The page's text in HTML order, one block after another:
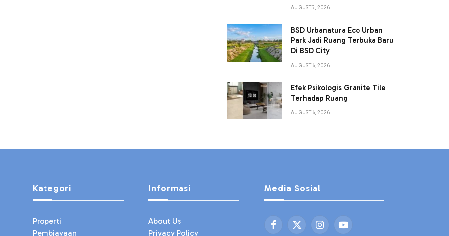
AUGUST 7, 2026
BSD Urbanatura Eco Urban
Park Jadi Ruang Terbuka Baru
Di BSD City
AUGUST 6, 2026
Efek Psikologis Granite Tile
Terhadap Ruang
AUGUST 6, 2026
Kategori
Properti
Pembiayaan
Informasi
About Us
Privacy Policy
Media Sosial
Facebook
X InstagramYouTube